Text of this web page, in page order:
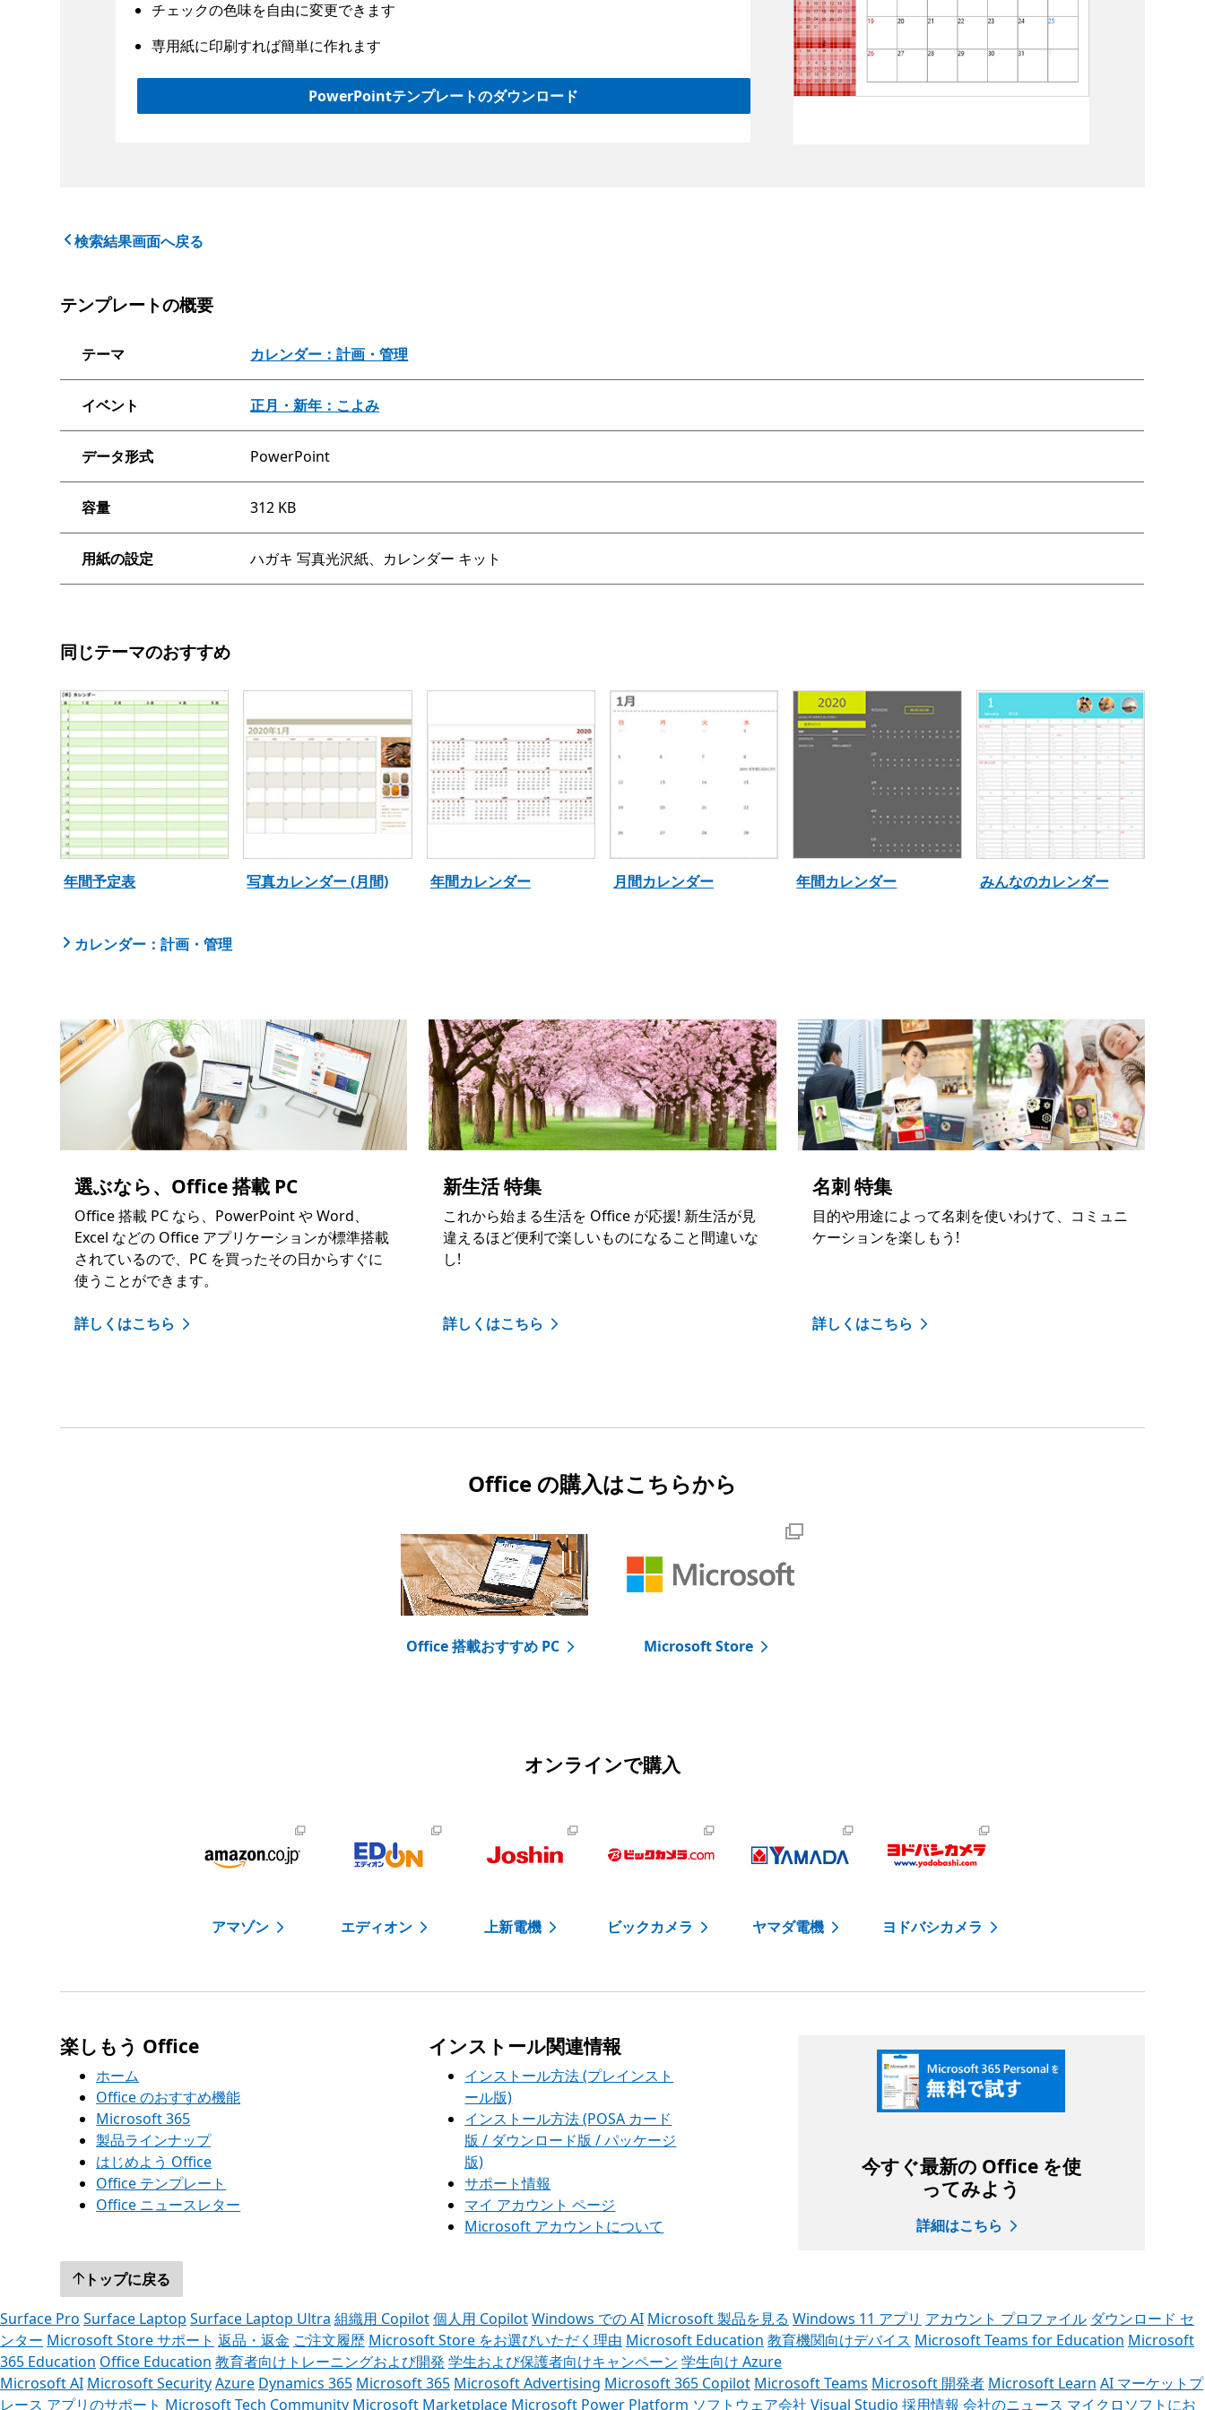
チェックの色味を自由に変更できます
専用紙に印刷すれば簡単に作れます
PowerPointテンプレートのダウンロード
検索結果画面へ戻る
テンプレートの概要
テーマ カレンダー：計画・管理
イベント 正月・新年：こよみ
データ形式 PowerPoint
容量 312 KB
用紙の設定 ハガキ 写真光沢紙、カレンダー キット
同じテーマのおすすめ
年間予定表 写真カレンダー (月間) 年間カレンダー 月間カレンダー 年間カレンダー みんなのカレンダー
カレンダー：計画・管理
選ぶなら、Office 搭載 PC
Office 搭載 PC なら、PowerPoint や Word、
Excel などの Office アプリケーションが標準搭載
されているので、PC を買ったその日からすぐに
使うことができます。
詳しくはこちら
新生活 特集
これから始まる生活を Office が応援! 新生活が見
違えるほど便利で楽しいものになること間違いな
し!
詳しくはこちら
名刺 特集
目的や用途によって名刺を使いわけて、コミュニ
ケーションを楽しもう!
詳しくはこちら
Office の購入はこちらから
Office 搭載おすすめ PC Microsoft Store
オンラインで購入
アマゾン エディオン 上新電機 ビックカメラ ヤマダ電機 ヨドバシカメラ
楽しもう Office
ホーム
Office のおすすめ機能
Microsoft 365
製品ラインナップ
はじめよう Office
Office テンプレート
Office ニュースレター
インストール関連情報
インストール方法 (プレインスト
ール版)
インストール方法 (POSA カード
版 / ダウンロード版 / パッケージ
版)
サポート情報
マイ アカウント ページ
Microsoft アカウントについて
今すぐ最新の Office を使
ってみよう
詳細はこちら
トップに戻る
Surface Pro Surface Laptop Surface Laptop Ultra 組織用 Copilot個人用 CopilotWindows での AI Microsoft 製品を見る Windows 11 アプリ アカウント プロファイル ダウンロード セ
ンター Microsoft Store サポート 返品・返金 ご注文履歴 Microsoft Store をお選びいただく理由 Microsoft Education 教育機関向けデバイス Microsoft Teams for Education Microsoft
365 Education Office Education 教育者向けトレーニングおよび開発 学生および保護者向けキャンペーン 学生向け Azure
Microsoft AI Microsoft SecurityAzure Dynamics 365 Microsoft 365 Microsoft Advertising Microsoft 365 Copilot Microsoft Teams Microsoft 開発者 Microsoft Learn AI マーケットプ
レース アプリのサポート Microsoft Tech Community Microsoft Marketplace Microsoft Power Platform ソフトウェア会社 Visual Studio 採用情報 会社のニュース マイクロソフトにお